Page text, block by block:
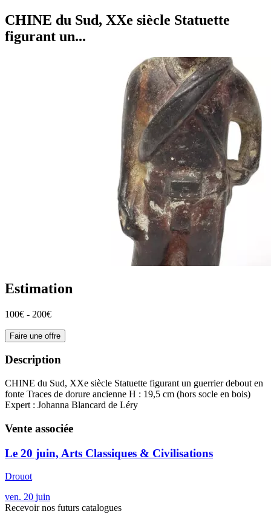
CHINE du Sud, XXe siècle Statuette
figurant un...
Estimation
100€ - 200€
Faire une offre
Description
CHINE du Sud, XXe siècle Statuette figurant un guerrier debout en
fonte Traces de dorure ancienne H : 19,5 cm (hors socle en bois)
Expert : Johanna Blancard de Léry
Vente associée
Le 20 juin, Arts Classiques & Civilisations
Drouot
ven. 20 juin
Recevoir nos futurs catalogues